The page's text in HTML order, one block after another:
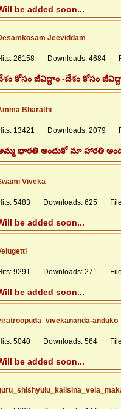
be added soon...
Jeeviddam
26158 Downloads: 4684
కోసం జీవిద్దాం -దేశం కోసం
Bharathi
13421 Downloads: 2079
భారతి అందుకో మా హారతి
Viveka
5483 Downloads: 625
be added soon...
9291 Downloads: 271
be added soon...
5040 Downloads: 564
be added soon...